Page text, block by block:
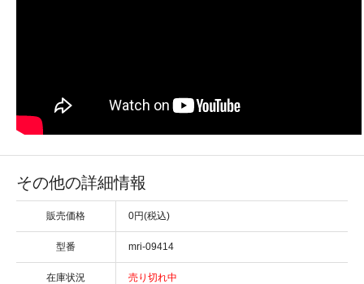
その他の詳細情報
販売価格 0円(税込)
型番 mri-09414
在庫状況 売り切れ中